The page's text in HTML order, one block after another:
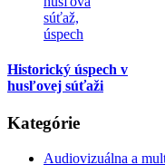
NENECHAJTE SI
PÓDIU!15. júna 2026